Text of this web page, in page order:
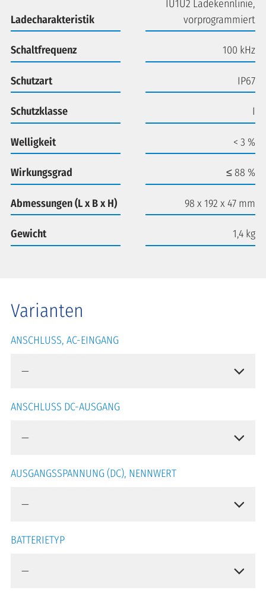
Ladecharakteristik
IU1U2 Ladekennlinie,
vorprogrammiert
Schaltfrequenz 100 kHz
Schutzart IP67
Schutzklasse I
Welligkeit < 3 %
Wirkungsgrad ≤ 88 %
Abmessungen (L x B x H) 98 x 192 x 47 mm
Gewicht 1,4 kg
Varianten
ANSCHLUSS, AC-EINGANG
ANSCHLUSS DC-AUSGANG
AUSGANGSSPANNUNG (DC), NENNWERT
BATTERIETYP